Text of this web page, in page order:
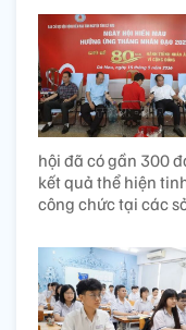
hội đã có gần 300
kết quả thể hiện
công chức tại các